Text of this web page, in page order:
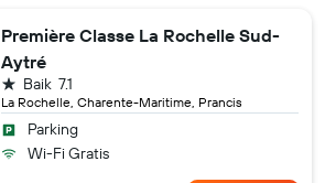
Première Classe La Rochelle Sud-
Aytré
La Rochelle, Charente-Maritime, Prancis
7.1
Baik
bintang 1
Parking
Wi-Fi Gratis